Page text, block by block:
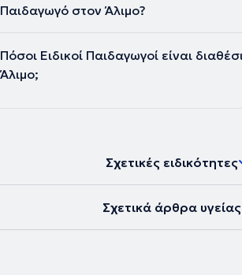
Παιδαγωγό στον Άλιμο?
Πόσοι Ειδικοί Παιδαγωγοί είναι
Άλιμο;
Σχετικές ειδικότητες
Σχετικά άρθρα υγείας